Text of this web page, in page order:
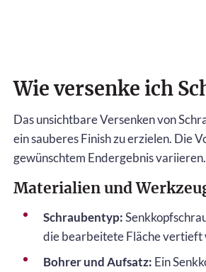
Wie versenke ich
Das unsichtbare Versenken von
ein sauberes Finish zu erzielen. Die
gewünschtem Endergebnis
Materialien und
Schraubentyp:
die bearbeitete Fläche vertieft
Bohrer und Aufsatz: Ein